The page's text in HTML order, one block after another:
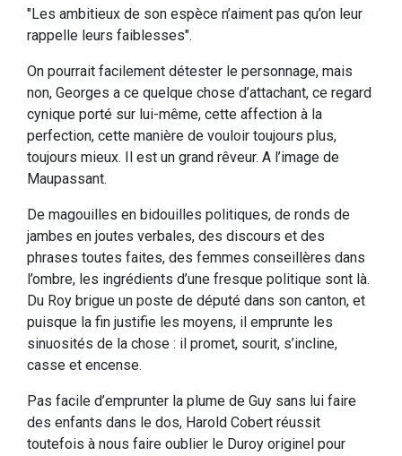
"Les ambitieux de son espèce n’aiment pas qu’on leur
rappelle leurs faiblesses".
On pourrait facilement détester le personnage, mais
non, Georges a ce quelque chose d’attachant, ce regard
cynique porté sur lui-même, cette affection à la
perfection, cette manière de vouloir toujours plus,
toujours mieux. Il est un grand rêveur. A l’image de
Maupassant.
De magouilles en bidouilles politiques, de ronds de
jambes en joutes verbales, des discours et des
phrases toutes faites, des femmes conseillères dans
l’ombre, les ingrédients d’une fresque politique sont là.
Du Roy brigue un poste de député dans son canton, et
puisque la fin justifie les moyens, il emprunte les
sinuosités de la chose : il promet, sourit, s’incline,
casse et encense.
Pas facile d’emprunter la plume de Guy sans lui faire
des enfants dans le dos, Harold Cobert réussit
toutefois à nous faire oublier le Duroy originel pour